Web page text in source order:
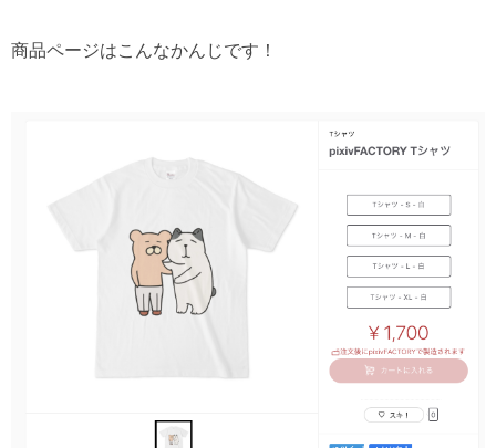
商品ページはこんなかんじです！